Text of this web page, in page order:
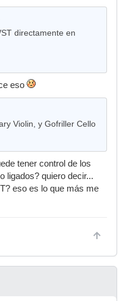
directamente en
eso
Violin, y Gofriller Cello
tener control de los
ligados? quiero decir...
eso es lo que más me